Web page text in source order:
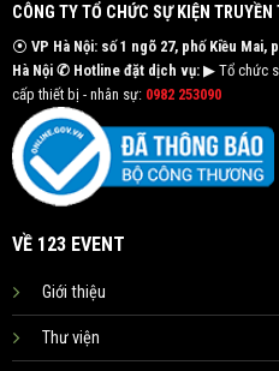
CÔNG TY TỔ CHỨC SỰ KIỆN
⦿ VP Hà Nội: số 1 ngõ 27, phố Kiều
Hà Nội ✆ Hotline đặt dịch vụ:▶ Tổ chức
cấp thiết bị - nhân sự: 0982 253090
VỀ 123 EVENT
Giới thiệu
Thư viện